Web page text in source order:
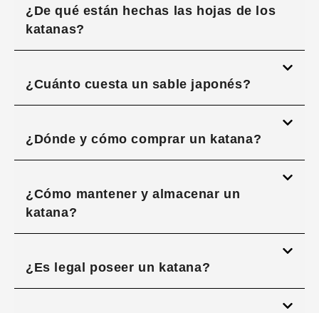
¿De qué están hechas las hojas de los
katanas?
¿Cuánto cuesta un sable japonés?
¿Dónde y cómo comprar un katana?
¿Cómo mantener y almacenar un
katana?
¿Es legal poseer un katana?